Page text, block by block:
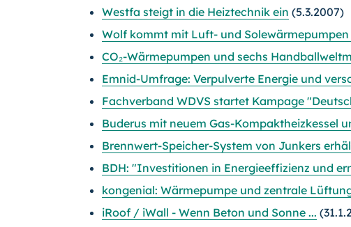
Westfa steigt in die Heiztechnik ein (5.3.2007)
Wolf kommt mit Luft- und Solewärmepumpen
CO₂-Wärmepumpen und sechs
Emnid-Umfrage: Verpulverte Energie und
Fachverband WDVS startet Kampage
Buderus mit neuem Gas-Kompaktheizkessel
Brennwert-Speicher-System von Junkers
BDH: "Investitionen in Energieeffizienz und
kongenial: Wärmepumpe und zentrale
iRoof / iWall - Wenn Beton und Sonne ...